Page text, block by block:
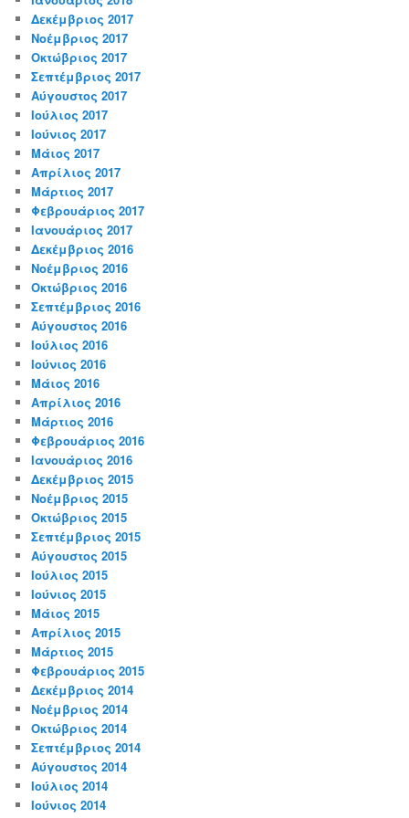
Δεκέμβριος 2017
Νοέμβριος 2017
Οκτώβριος 2017
Σεπτέμβριος 2017
Αύγουστος 2017
Ιούλιος 2017
Ιούνιος 2017
Μάιος 2017
Απρίλιος 2017
Μάρτιος 2017
Φεβρουάριος 2017
Ιανουάριος 2017
Δεκέμβριος 2016
Νοέμβριος 2016
Οκτώβριος 2016
Σεπτέμβριος 2016
Αύγουστος 2016
Ιούλιος 2016
Ιούνιος 2016
Μάιος 2016
Απρίλιος 2016
Μάρτιος 2016
Φεβρουάριος 2016
Ιανουάριος 2016
Δεκέμβριος 2015
Νοέμβριος 2015
Οκτώβριος 2015
Σεπτέμβριος 2015
Αύγουστος 2015
Ιούλιος 2015
Ιούνιος 2015
Μάιος 2015
Απρίλιος 2015
Μάρτιος 2015
Φεβρουάριος 2015
Δεκέμβριος 2014
Νοέμβριος 2014
Οκτώβριος 2014
Σεπτέμβριος 2014
Αύγουστος 2014
Ιούλιος 2014
Ιούνιος 2014